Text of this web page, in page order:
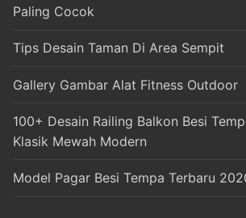
Paling Cocok
Tips Desain Taman Di Area Sempit
Gallery Gambar Alat Fitness Outdoor
100+ Desain Railing Balkon Besi
Klasik Mewah Modern
Model Pagar Besi Tempa Terbaru